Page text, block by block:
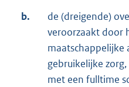
b.
de (dreigende)
veroorzaakt door
maatschappelijke
gebruikelijke
met een fulltime